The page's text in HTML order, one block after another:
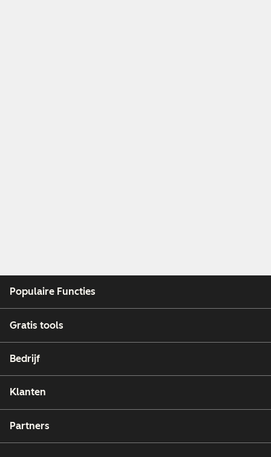
Populaire Functies
Gratis tools
Bedrijf
Klanten
Partners